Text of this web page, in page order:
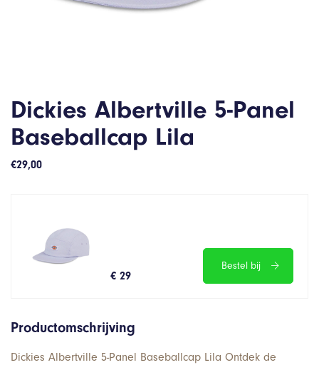
Dickies Albertville 5-Panel
Baseballcap Lila
€29,00
€ 29
Bestel bij
Productomschrijving
Dickies Albertville 5-Panel Baseballcap Lila Ontdek de